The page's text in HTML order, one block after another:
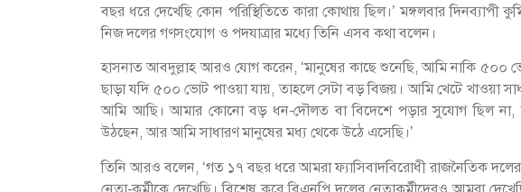
বছর ধরে দেখেছি কোন পরিস্থিতিতে কারা কোথায় ছিল।’ মঙ্গলবার দিনব্যাপী
নিজ দলের গণসংযোগ ও পদযাত্রার মধ্যে তিনি এসব কথা বলেন।
হাসনাত আবদুল্লাহ আরও যোগ করেন, ‘মানুষের কাছে শুনেছি, আমি নাকি ৫০০
ছাড়া যদি ৫০০ ভোট পাওয়া যায়, তাহলে সেটা বড় বিজয়। আমি খেটে খাওয়া
আমি আছি। আমার কোনো বড় ধন-দৌলত বা বিদেশে পড়ার সুযোগ ছিল না,
উঠছেন, আর আমি সাধারণ মানুষের মধ্য থেকে উঠে এসেছি।’
তিনি আরও বলেন, ‘গত ১৭ বছর ধরে আমরা ফ্যাসিবাদবিরোধী রাজনৈতিক দলের